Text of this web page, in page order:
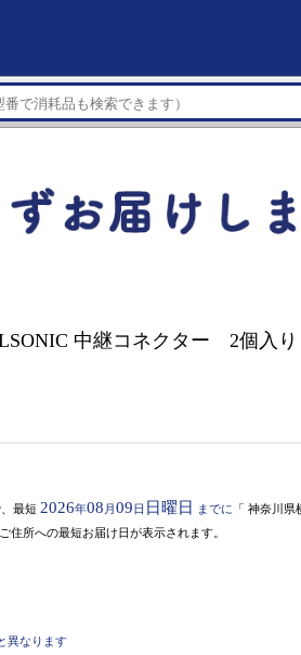
中継コネクター 2個入
最短 2026年08 月09日 日曜日 までに 「 神奈川県
住所への最短お届け日が表示されます。
異なります